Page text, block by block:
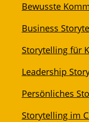
Bewusste
Business
Storytelling für
Leadership
Persönliches
Storytelling im